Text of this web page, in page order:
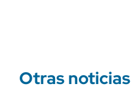
Otras noticias